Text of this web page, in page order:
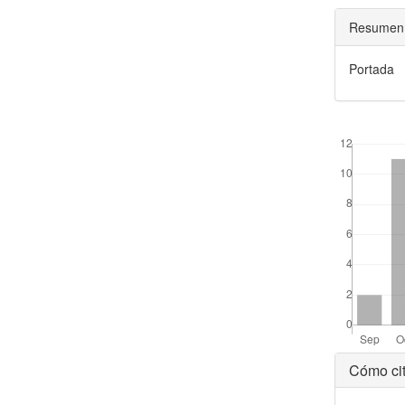
Resumen
Portada
del
Cómo